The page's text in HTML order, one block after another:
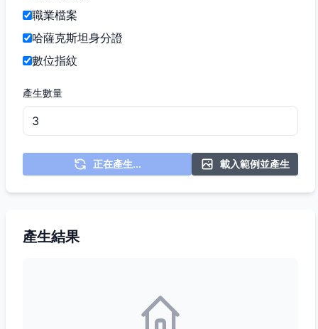
職業檔案
哈薩克斯坦身分證
數位指紋
產生數量
正在產生... 載入範例並產生
產生結果